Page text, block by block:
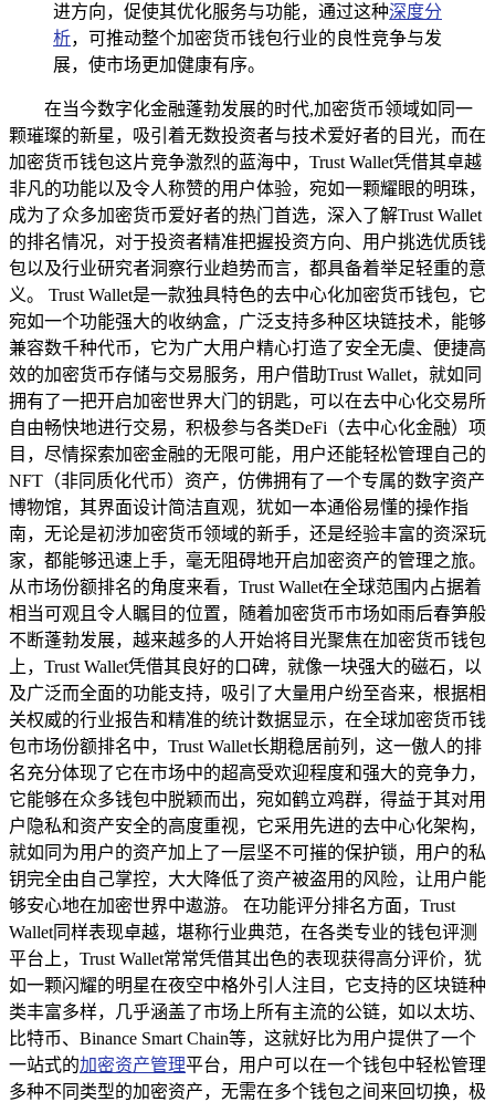
进方向，促使其优化服务与功能，通过这种深度分
析，可推动整个加密货币钱包行业的良性竞争与发
展，使市场更加健康有序。
在当今数字化金融蓬勃发展的时代,加密货币领域如同一
颗璀璨的新星，吸引着无数投资者与技术爱好者的目光，而在
加密货币钱包这片竞争激烈的蓝海中，Trust Wallet凭借其卓越
非凡的功能以及令人称赞的用户体验，宛如一颗耀眼的明珠，
成为了众多加密货币爱好者的热门首选，深入了解Trust Wallet
的排名情况，对于投资者精准把握投资方向、用户挑选优质钱
包以及行业研究者洞察行业趋势而言，都具备着举足轻重的意
义。 Trust Wallet是一款独具特色的去中心化加密货币钱包，它
宛如一个功能强大的收纳盒，广泛支持多种区块链技术，能够
兼容数千种代币，它为广大用户精心打造了安全无虞、便捷高
效的加密货币存储与交易服务，用户借助Trust Wallet，就如同
拥有了一把开启加密世界大门的钥匙，可以在去中心化交易所
自由畅快地进行交易，积极参与各类DeFi（去中心化金融）项
目，尽情探索加密金融的无限可能，用户还能轻松管理自己的
NFT（非同质化代币）资产，仿佛拥有了一个专属的数字资产
博物馆，其界面设计简洁直观，犹如一本通俗易懂的操作指
南，无论是初涉加密货币领域的新手，还是经验丰富的资深玩
家，都能够迅速上手，毫无阻碍地开启加密资产的管理之旅。
从市场份额排名的角度来看，Trust Wallet在全球范围内占据着
相当可观且令人瞩目的位置，随着加密货币市场如雨后春笋般
不断蓬勃发展，越来越多的人开始将目光聚焦在加密货币钱包
上，Trust Wallet凭借其良好的口碑，就像一块强大的磁石，以
及广泛而全面的功能支持，吸引了大量用户纷至沓来，根据相
关权威的行业报告和精准的统计数据显示，在全球加密货币钱
包市场份额排名中，Trust Wallet长期稳居前列，这一傲人的排
名充分体现了它在市场中的超高受欢迎程度和强大的竞争力，
它能够在众多钱包中脱颖而出，宛如鹤立鸡群，得益于其对用
户隐私和资产安全的高度重视，它采用先进的去中心化架构，
就如同为用户的资产加上了一层坚不可摧的保护锁，用户的私
钥完全由自己掌控，大大降低了资产被盗用的风险，让用户能
够安心地在加密世界中遨游。 在功能评分排名方面，Trust
Wallet同样表现卓越，堪称行业典范，在各类专业的钱包评测
平台上，Trust Wallet常常凭借其出色的表现获得高分评价，犹
如一颗闪耀的明星在夜空中格外引人注目，它支持的区块链种
类丰富多样，几乎涵盖了市场上所有主流的公链，如以太坊、
比特币、Binance Smart Chain等，这就好比为用户提供了一个
一站式的加密资产管理平台，用户可以在一个钱包中轻松管理
多种不同类型的加密资产，无需在多个钱包之间来回切换，极